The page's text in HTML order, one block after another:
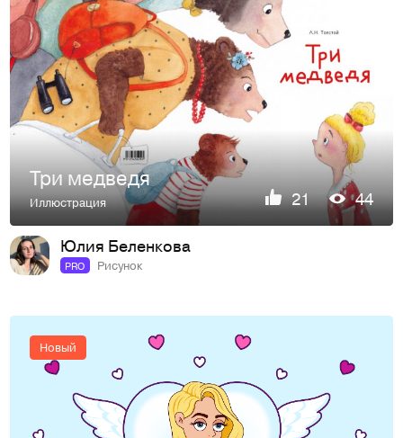
Три медведя
Иллюстрация 21 44
Юлия Беленкова
PRO Рисунок
Новый